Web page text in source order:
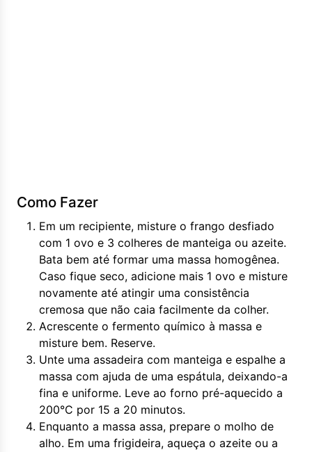
Como Fazer
Em um recipiente, misture o frango desfiado
com 1 ovo e 3 colheres de manteiga ou azeite.
Bata bem até formar uma massa homogênea.
Caso fique seco, adicione mais 1 ovo e misture
novamente até atingir uma consistência
cremosa que não caia facilmente da colher.
Acrescente o fermento químico à massa e
misture bem. Reserve.
Unte uma assadeira com manteiga e espalhe a
massa com ajuda de uma espátula, deixando-a
fina e uniforme. Leve ao forno pré-aquecido a
200°C por 15 a 20 minutos.
Enquanto a massa assa, prepare o molho de
alho. Em uma frigideira, aqueça o azeite ou a